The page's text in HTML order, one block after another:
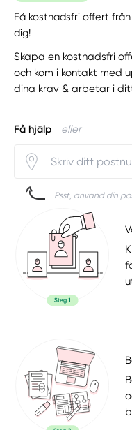
Få kostnadsfri offert
dig!
Skapa en kostnadsfri
och kom i kontakt med
dina krav & arbetar i
Få hjälp eller
Psst, använd din